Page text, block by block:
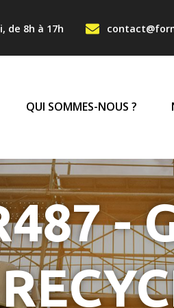
de 8h à 17h
QUI SOMMES-NOUS ?
-